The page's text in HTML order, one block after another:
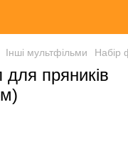
Інші мультфільми Набір
пряників